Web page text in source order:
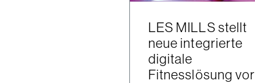
LES MILLS stellt
neue integrierte
digitale
Fitnesslösung vor